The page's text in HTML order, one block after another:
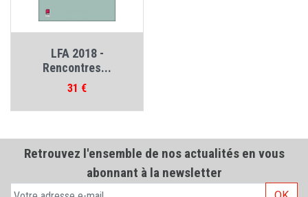
LFA 2018 -
Rencontres...
Prix
31 €
Retrouvez l'ensemble de nos actualités en vous
abonnant à la newsletter